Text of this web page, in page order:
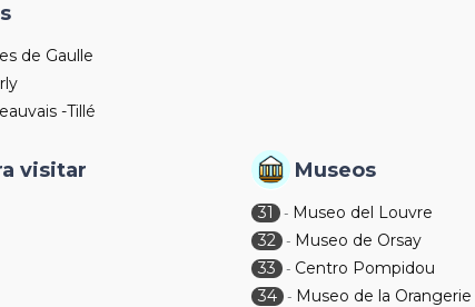
de Gaulle
-Tillé
visitar Museos
31 - Museo del Louvre
32 - Museo de Orsay
33
- Centro Pompidou
34 - Museo de la Orangerie